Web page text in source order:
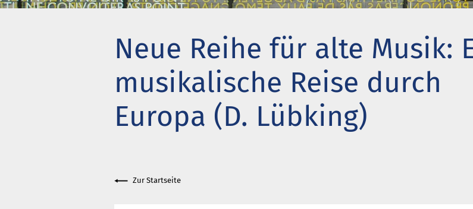
Diakonie
Frühstück für alle
Aktuelles
Besuch aus Minsk
Gott neu vermessen.
mehr aktuelle Beiträge
Ferienhäuser
Freizeithaus Ratzeburg
Neue Reihe für alte Musik:
musikalische Reise durch
Europa (D. Lübking)
Zur Startseite